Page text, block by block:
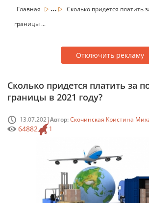
Главная ...
Сколько придется платить
границы ...
Отключить рекламу
Сколько придется платить за
границы в 2021 году?
13.07.2021Автор:Скочинская Кристина
1
64882